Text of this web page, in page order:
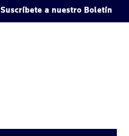
Suscríbete a nuestro Boletín